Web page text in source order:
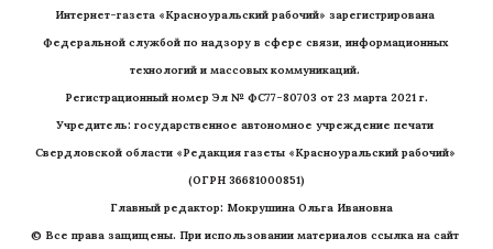
Интернет-газета «Красноуральский рабочий» зарегистрирована
Федеральной службой по надзору в сфере связи, информационных
технологий и массовых коммуникаций.
Регистрационный номер Эл № ФС77-80703 от 23 марта 2021 г.
Учредитель: государственное автономное учреждение печати
Свердловской области «Редакция газеты «Красноуральский рабочий»
(ОГРН 36681000851)
   Главный редактор: Мокрушина Ольга Ивановна
© Все права защищены. При использовании материалов ссылка на сайт